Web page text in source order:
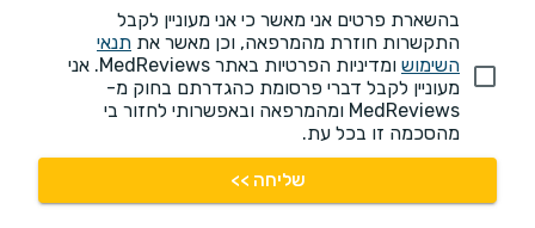
בהשארת פרטים אני מאשר כי אני מעוניין לקבל
התקשרות חוזרת מהמרפאה, וכן מאשר את תנאי
השימוש
ומדיניות הפרטיות באתר MedReviews. אני
מעוניין לקבל דברי פרסומת כהגדרתם בחוק מ-
MedReviews ומהמרפאה ובאפשרותי לחזור בי
מהסכמה זו בכל עת.
שליחה >>